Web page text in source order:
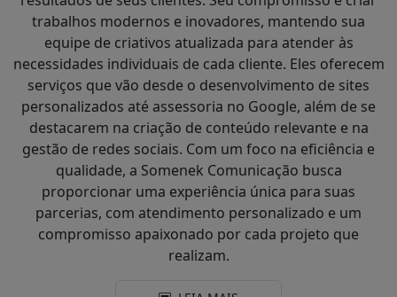
trabalhos modernos e inovadores, mantendo sua
equipe de criativos atualizada para atender às
necessidades individuais de cada cliente. Eles oferecem
serviços que vão desde o desenvolvimento de sites
personalizados até assessoria no Google, além de se
destacarem na criação de conteúdo relevante e na
gestão de redes sociais. Com um foco na eficiência e
qualidade, a Somenek Comunicação busca
proporcionar uma experiência única para suas
parcerias, com atendimento personalizado e um
compromisso apaixonado por cada projeto que
realizam.